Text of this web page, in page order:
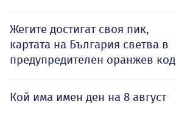
Жегите достигат своя пик,
картата на България светва в
предупредителен оранжев код
Кой има имен ден на 8 август